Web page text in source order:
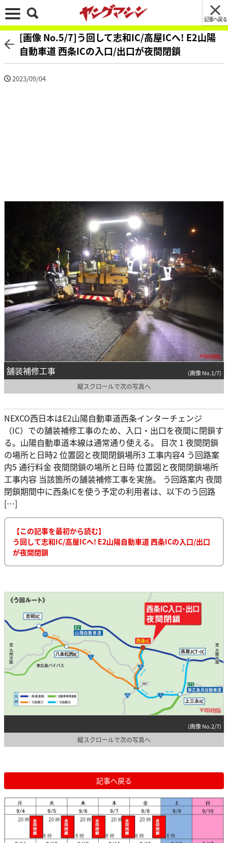
記事へ戻る
[画像 No.5/7]う回して志和IC/高屋ICへ! E2山陽
自動車道 西条ICの入口/出口が夜間閉鎖
2023/09/04
舗装補修工事 (画像 No.1/7)
縦スクロールで次の写真へ
NEXCO西日本はE2山陽自動車道西条インターチェンジ
（IC）での舗装補修工事のため、入口・出口を夜間に閉鎖す
る。山陽自動車道本線は通常通り使える。 目次 1 夜間閉鎖
の場所と日時2 位置図と夜間閉鎖場所3 工事内容4 う回路案
内5 通行料金 夜間閉鎖の場所と日時 位置図と夜間閉鎖場所
工事内容 当該箇所の舗装補修工事を実施。 う回路案内 夜間
閉鎖期間中に西条ICを使う予定の利用者は、以下のう回路
[…]
【この記事を最初から読む】
う回して志和IC/高屋ICへ! E2山陽自動車道 西条ICの入口/出口
が夜間閉鎖
(画像 No.2/7)
縦スクロールで次の写真へ
記事へ戻る